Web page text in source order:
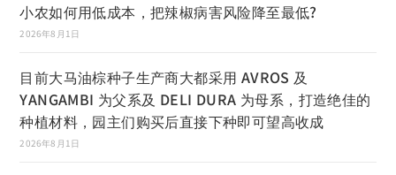
小农如何用低成本，把辣椒病害风险降至最低?
2026年8月1日
目前大马油棕种子生产商大都采用 AVROS 及
YANGAMBI 为父系及 DELI DURA 为母系，打造绝佳的
种植材料，园主们购买后直接下种即可望高收成
2026年8月1日